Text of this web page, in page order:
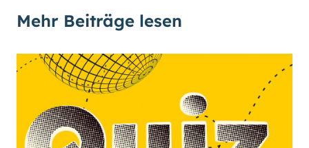
Mehr Beiträge lesen